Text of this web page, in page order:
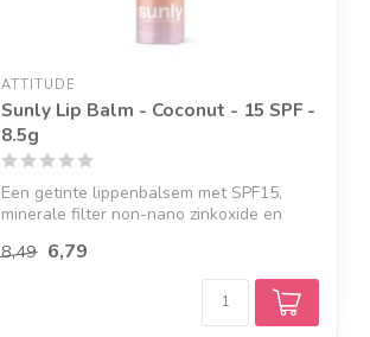
ATTITUDE
Sunly Lip Balm - Coconut - 15 SPF -
8.5g
Een getinte lippenbalsem met SPF15,
minerale filter non-nano zinkoxide en
8,49 6,79